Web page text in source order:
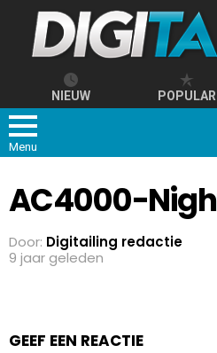
NIEUW POPULAR
Menu
AC4000-
Door: Digitailing redactie
9 jaar geleden
GEEF EEN REACTIE